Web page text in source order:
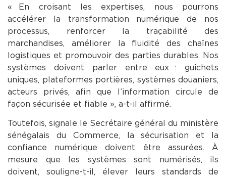
« En croisant les expertises, nous pourrons
accélérer la transformation numérique de nos
processus, renforcer la traçabilité des
marchandises, améliorer la fluidité des chaînes
logistiques et promouvoir des parties durables. Nos
systèmes doivent parler entre eux : guichets
uniques, plateformes portières, systèmes douaniers,
acteurs privés, afin que l’information circule de
façon sécurisée et fiable », a-t-il affirmé.
Toutefois, signale le Secrétaire général du ministère
sénégalais du Commerce, la sécurisation et la
confiance numérique doivent être assurées. À
mesure que les systèmes sont numérisés, ils
doivent, souligne-t-il, élever leurs standards de